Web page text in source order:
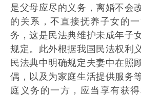
是父母应尽的义务，离婚不会
的关系，不直接抚养子女的
务，这是民法典维护未成年子
规定。此外根据我国民法权利
民法典中明确规定夫妻中在照
偶，以及为家庭生活提供服务
庭义务的一方，应当享有获